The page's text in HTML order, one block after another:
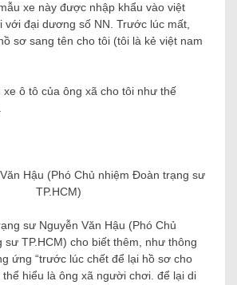
xe này được nhập khẩu vào việt
với đại dương số NN. Trước lúc mất,
sơ sang tên cho tôi (tôi là kẻ việt nam
xe ô tô của ông xã cho tôi như thế
Hậu (Phó Chủ nhiệm Đoàn trạng sư
TP.HCM)
sư Nguyễn Văn Hậu (Phó Chủ
sư TP.HCM) cho biết thêm, như thông
ứng “trước lúc chết để lại hồ sơ cho
thể hiểu là ông xã người chơi. để lại di